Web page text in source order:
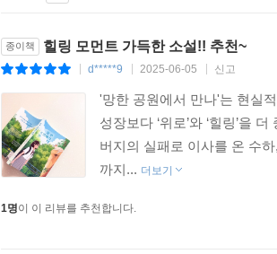
종이책 힐링 모먼트 가득한 소설!! 추천~
d*****9 2025-06-05 신고
'망한 공원에서 만나'는 현실
성장보다 ‘위로’와 ‘힐링’을
버지의 실패로 이사를 온 수
까지... 더보기
1명이 이 리뷰를 추천합니다.